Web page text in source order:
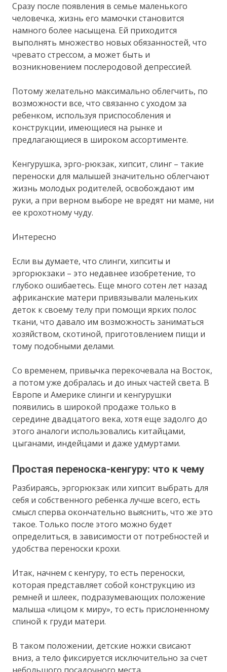
Сразу после появления в семье маленького
человечка, жизнь его мамочки становится
намного более насыщена. Ей приходится
выполнять множество новых обязанностей, что
чревато стрессом, а может быть и
возникновением послеродовой депрессией.
Потому желательно максимально облегчить, по
возможности все, что связанно с уходом за
ребенком, используя приспособления и
конструкции, имеющиеся на рынке и
предлагающиеся в широком ассортименте.
Кенгурушка, эрго-рюкзак, хипсит, слинг – такие
переноски для малышей значительно облегчают
жизнь молодых родителей, освобождают им
руки, а при верном выборе не вредят ни маме, ни
ее крохотному чуду.
Интересно
Если вы думаете, что слинги, хипситы и
эргорюкзаки – это недавнее изобретение, то
глубоко ошибаетесь. Еще много сотен лет назад
африканские матери привязывали маленьких
деток к своему телу при помощи ярких полос
ткани, что давало им возможность заниматься
хозяйством, скотиной, приготовлением пищи и
тому подобными делами.
Со временем, привычка перекочевала на Восток,
а потом уже добралась и до иных частей света. В
Европе и Америке слинги и кенгурушки
появились в широкой продаже только в
середине двадцатого века, хотя еще задолго до
этого аналоги использовались китайцами,
цыганами, индейцами и даже удмуртами.
Простая переноска-кенгуру: что к чему
Разбираясь, эргорюкзак или хипсит выбрать для
себя и собственного ребенка лучше всего, есть
смысл сперва окончательно выяснить, что же это
такое. Только после этого можно будет
определиться, в зависимости от потребностей и
удобства переноски крохи.
Итак, начнем с кенгуру, то есть переноски,
которая представляет собой конструкцию из
ремней и шлеек, подразумевающих положение
малыша «лицом к миру», то есть прислоненному
спиной к груди матери.
В таком положении, детские ножки свисают
вниз, а тело фиксируется исключительно за счет